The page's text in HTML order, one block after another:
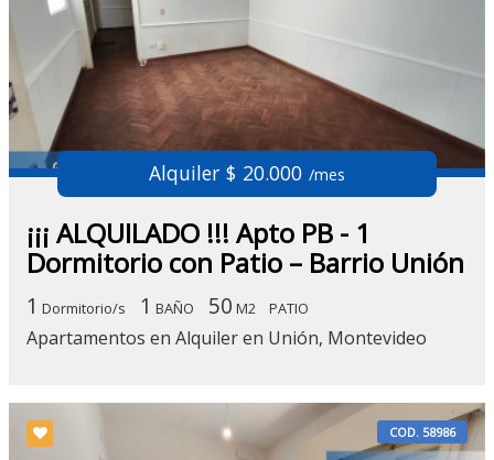
Alquiler $ 20.000 /mes
¡¡¡ ALQUILADO !!! Apto PB - 1
Dormitorio con Patio – Barrio Unión
1 Dormitorio/s 1 BAÑO 50 M2 PATIO
Apartamentos en Alquiler en Unión, Montevideo
COD. 58986